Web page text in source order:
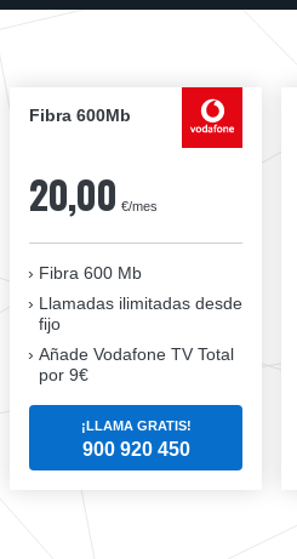
Fibra 600Mb
20,00 €/mes
Fibra 600 Mb
Llamadas ilimitadas desde
fijo
Añade Vodafone TV Total
por 9€
¡LLAMA GRATIS!
900 920 450